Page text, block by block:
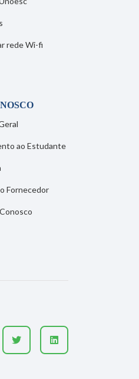
rede Wi-fi
ao Estudante
Fornecedor